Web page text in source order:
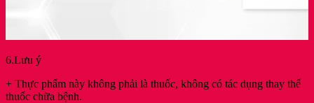
6.Lưu ý
+ Thực phẩm này không phải là thuốc, không có tác dụng thay thế
thuốc chữa bệnh.